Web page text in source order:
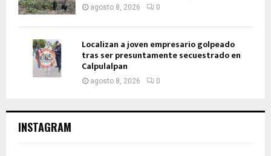
agosto 8, 2026 0
Localizan a joven empresario golpeado
tras ser presuntamente secuestrado en
Calpulalpan
agosto 8, 2026 0
INSTAGRAM